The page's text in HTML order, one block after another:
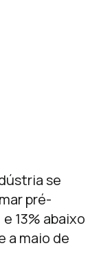
se
pré-
13% abaixo
a maio de